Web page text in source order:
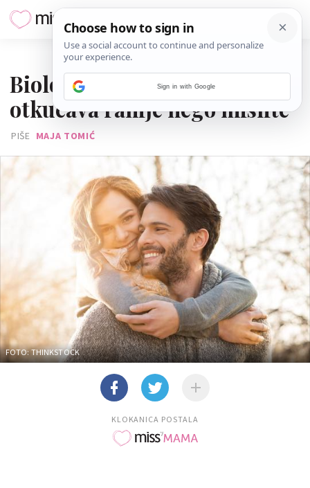
Biološki sat muškarcima
otkucava ranije nego mislite
PIŠE MAJA TOMIĆ
FOTO: THINKSTOCK
KLOKANICA POSTALA
Sign in with Google